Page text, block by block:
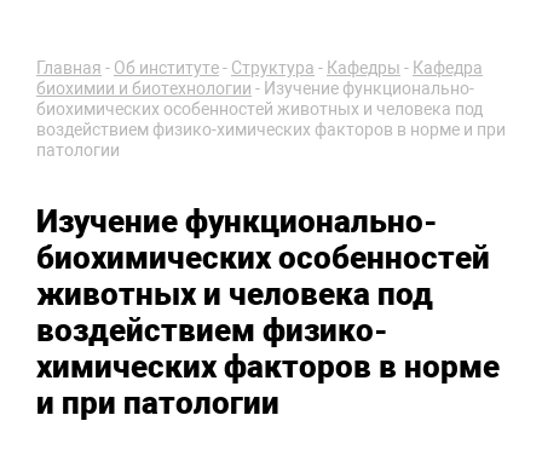
Главная - Об институте- Структура - Кафедры - Кафедра
биохимии и биотехнологии - Изучение функционально-
биохимических особенностей животных и человека под
воздействием физико-химических факторов в норме и при
патологии
Изучение функционально-
биохимических особенностей
животных и человека под
воздействием физико-
химических факторов в норме
и при патологии